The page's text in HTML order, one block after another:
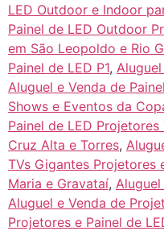
LED Outdoor e Indoor
Painel de LED Outdoor
em São Leopoldo e Rio
Painel de LED P1,
Aluguel e Venda de
Shows e Eventos da
Painel de LED
Cruz Alta e Torres,
TVs Gigantes Projetores
Maria e Gravataí,
Aluguel e Venda de
Projetores e Painel de